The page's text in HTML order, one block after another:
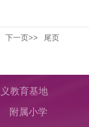
下一页>>
尾页
教育基地
附属小学